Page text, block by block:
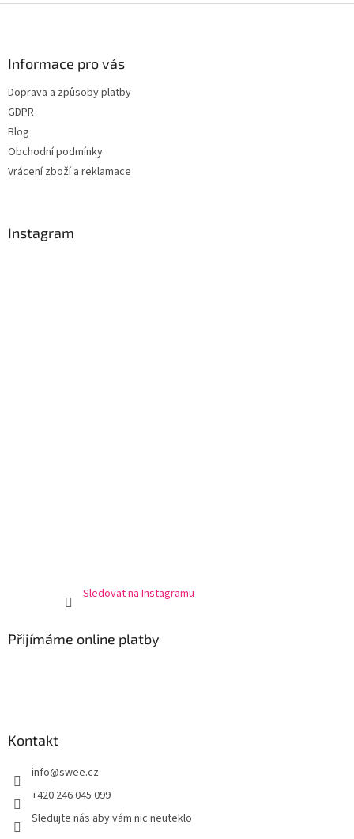
Informace pro vás
Doprava a způsoby platby
GDPR
Blog
Obchodní podmínky
Vrácení zboží a reklamace
Instagram
Sledovat na Instagramu
Přijímáme online platby
Kontakt
info@swee.cz
+420 246 045 099
Sledujte nás aby vám nic neuteklo